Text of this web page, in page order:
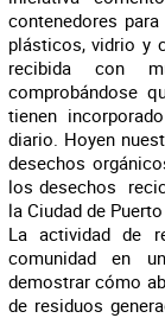
contenedores
plásticos, vidrio y
recibida con
comprobándose
tienen
diario. Hoyen
desechos
los desechos
la Ciudad de
La actividad de
comunidad en
demostrar cómo
de residuos